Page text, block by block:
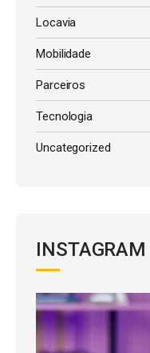
Locavia
Mobilidade
Parceiros
Tecnologia
Uncategorized
INSTAGRAM